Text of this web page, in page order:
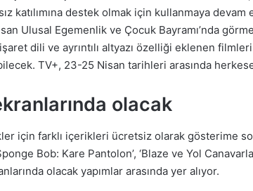
katılımına destek olmak için kullanmaya
Ulusal Egemenlik ve Çocuk Bayramı’nda
dili ve ayrıntılı altyazı özelliği eklenen
TV+, 23-25 Nisan tarihleri arasında
olacak
için farklı içerikleri ücretsiz olarak gösterime
Bob: Kare Pantolon’, ‘Blaze ve Yol
olacak yapımlar arasında yer alıyor.